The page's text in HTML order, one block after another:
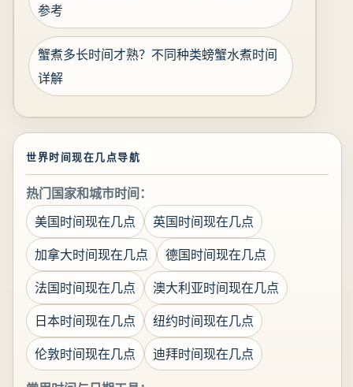
参考
蟹煮多长时间才熟？不同种类螃蟹水煮时间
详解
世界时间现在几点导航
热门国家和城市时间：
美国时间现在几点
英国时间现在几点
加拿大时间现在几点
德国时间现在几点
法国时间现在几点
澳大利亚时间现在几点
日本时间现在几点
纽约时间现在几点
伦敦时间现在几点
迪拜时间现在几点